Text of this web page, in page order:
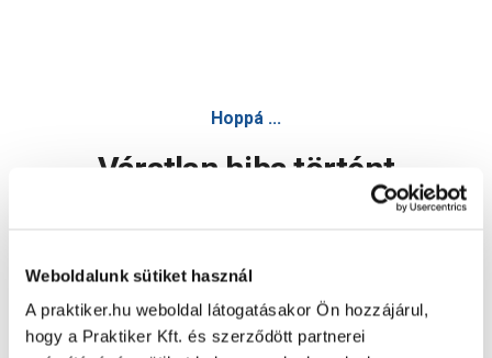
Weboldalunk sütiket használ
A praktiker.hu weboldal látogatásakor Ön hozzájárul,
hogy a Praktiker Kft. és szerződött partnerei
Hoppá ...
Váratlan hiba történt
Oldal újratöltése